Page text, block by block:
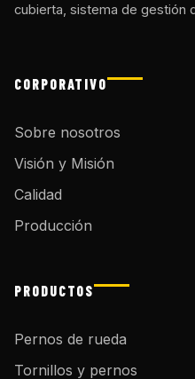
cubierta, sistema de gestión
CORPORATIVO
Sobre nosotros
Visión y Misión
Calidad
Producción
PRODUCTOS
Pernos de rueda
Tornillos y pernos